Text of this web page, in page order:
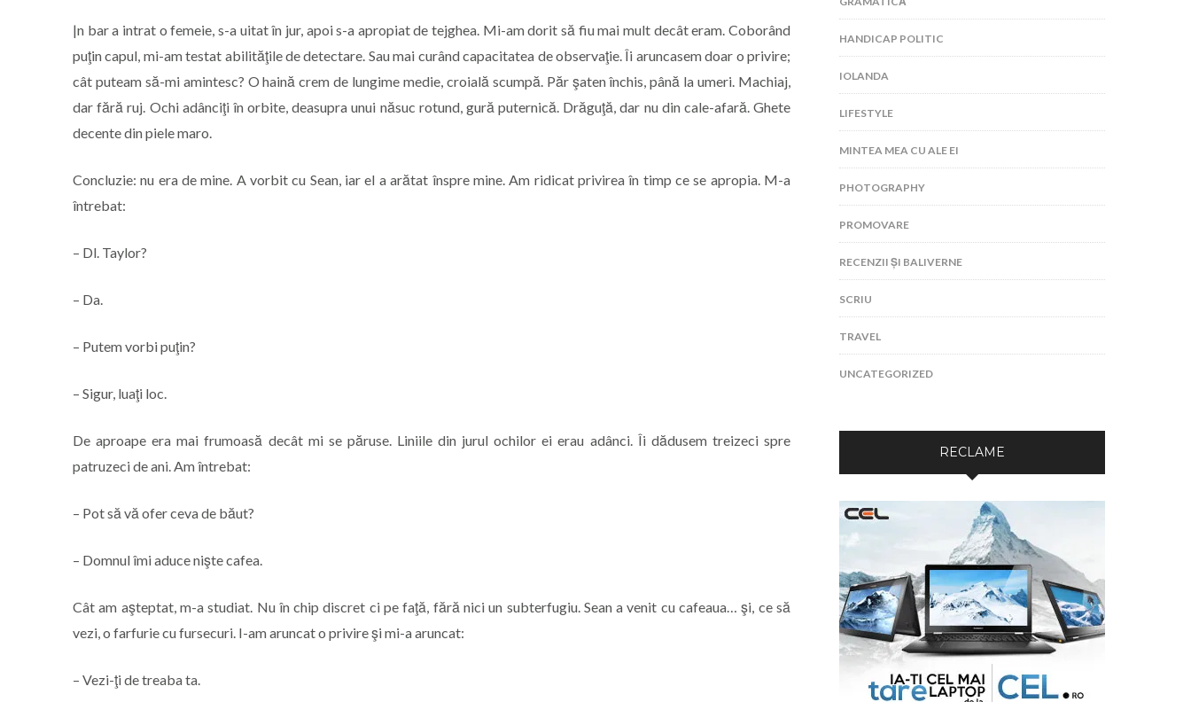
|n bar a intrat o femeie, s-a uitat în jur, apoi s-a apropiat de tejghea. Mi-am dorit să fiu mai mult decât eram. Coborând
puţin capul, mi-am testat abilităţile de detectare. Sau mai curând capacitatea de observaţie. Îi aruncasem doar o privire;
cât puteam să-mi amintesc? O haină crem de lungime medie, croială scumpă. Păr şaten închis, până la umeri. Machiaj,
dar fără ruj. Ochi adânciţi în orbite, deasupra unui năsuc rotund, gură puternică. Drăguţă, dar nu din cale-afară. Ghete
decente din piele maro.
Concluzie: nu era de mine. A vorbit cu Sean, iar el a arătat înspre mine. Am ridicat privirea în timp ce se apropia. M-a
întrebat:
– Dl. Taylor?
– Da.
– Putem vorbi puţin?
– Sigur, luaţi loc.
De aproape era mai frumoasă decât mi se păruse. Liniile din jurul ochilor ei erau adânci. Îi dădusem treizeci spre
patruzeci de ani. Am întrebat:
– Pot să vă ofer ceva de băut?
– Domnul îmi aduce nişte cafea.
Cât am aşteptat, m-a studiat. Nu în chip discret ci pe faţă, fără nici un subterfugiu. Sean a venit cu cafeaua… şi, ce să
vezi, o farfurie cu fursecuri. I-am aruncat o privire şi mi-a aruncat:
– Vezi-ţi de treaba ta.
HANDICAP POLITIC
IOLANDA
LIFESTYLE
MINTEA MEA CU ALE EI
PHOTOGRAPHY
PROMOVARE
RECENZII ȘI BALIVERNE
SCRIU
TRAVEL
UNCATEGORIZED
RECLAME